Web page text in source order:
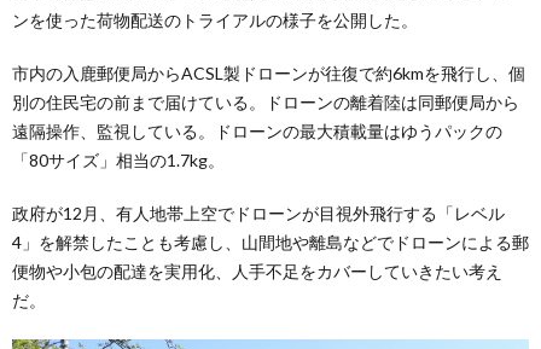
ンを使った荷物配送のトライアルの様子を公開した。
市内の入鹿郵便局からACSL製ドローンが往復で約6kmを飛行し、個
別の住民宅の前まで届けている。ドローンの離着陸は同郵便局から
遠隔操作、監視している。ドローンの最大積載量はゆうパックの
「80サイズ」相当の1.7kg。
政府が12月、有人地帯上空でドローンが目視外飛行する「レベル
4」を解禁したことも考慮し、山間地や離島などでドローンによる郵
便物や小包の配達を実用化、人手不足をカバーしていきたい考え
だ。